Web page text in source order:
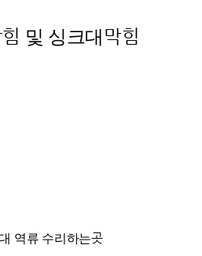
및 싱크대막힘
역류 수리하는곳